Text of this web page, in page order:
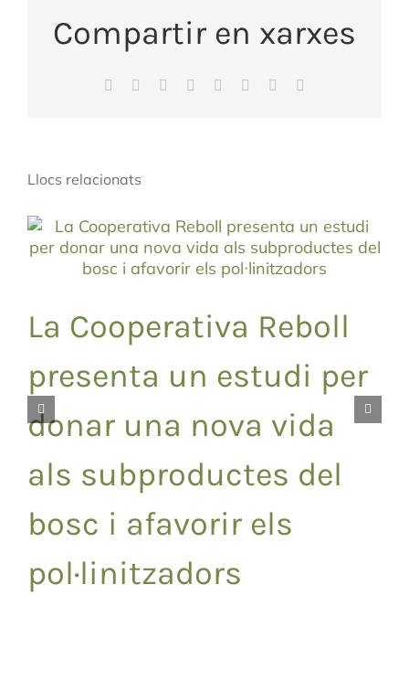
Compartir en xarxes
Facebook Reddit LinkedInWhatsApp
TumblrPinterest
Llocs relacionats
La Cooperativa Reboll
presenta un estudi per
donar una nova vida
als subproductes del
bosc i afavorir els
pol·linitzadors